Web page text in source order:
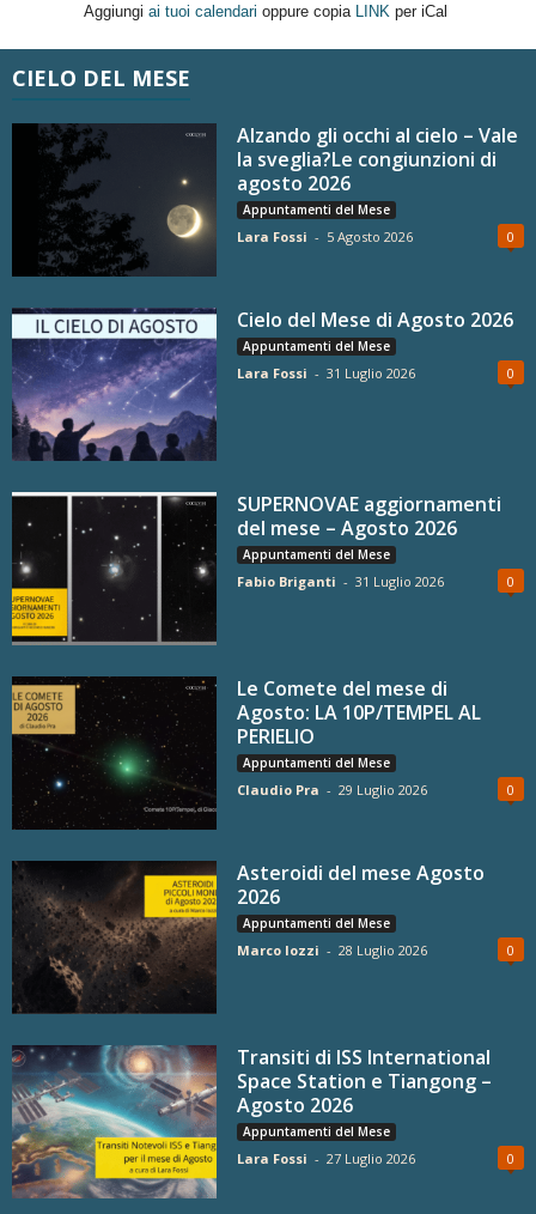
Aggiungi ai tuoi calendari oppure copia LINK per iCal
CIELO DEL MESE
Alzando gli occhi al cielo – Vale
la sveglia?Le congiunzioni di
agosto 2026
Appuntamenti del Mese
Lara Fossi - 5 Agosto 2026 0
Cielo del Mese di Agosto 2026
Appuntamenti del Mese
Lara Fossi - 31 Luglio 2026 0
SUPERNOVAE aggiornamenti
del mese – Agosto 2026
Appuntamenti del Mese
Fabio Briganti - 31 Luglio 2026 0
Le Comete del mese di
Agosto: LA 10P/TEMPEL AL
PERIELIO
Appuntamenti del Mese
Claudio Pra - 29 Luglio 2026 0
Asteroidi del mese Agosto
2026
Appuntamenti del Mese
Marco Iozzi - 28 Luglio 2026 0
Transiti di ISS International
Space Station e Tiangong –
Agosto 2026
Appuntamenti del Mese
Lara Fossi - 27 Luglio 2026 0